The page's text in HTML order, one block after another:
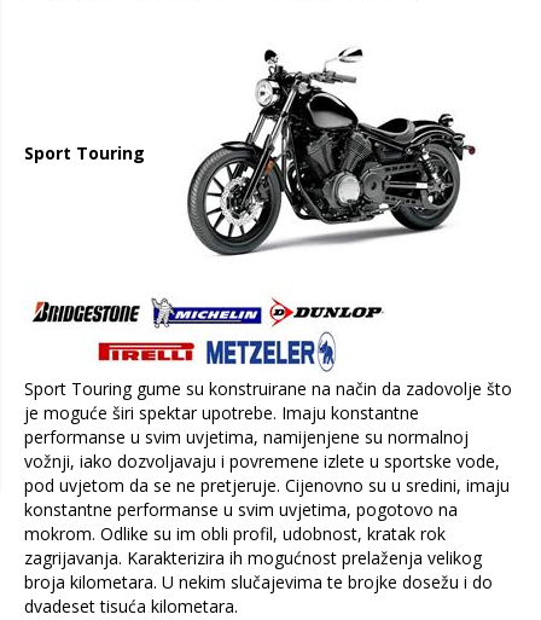
Sport Touring
Sport Touring gume su konstruirane na način da zadovolje što
je moguće širi spektar upotrebe. Imaju konstantne
performanse u svim uvjetima, namijenjene su normalnoj
vožnji, iako dozvoljavaju i povremene izlete u sportske vode,
pod uvjetom da se ne pretjeruje. Cijenovno su u sredini, imaju
konstantne performanse u svim uvjetima, pogotovo na
mokrom. Odlike su im obli profil, udobnost, kratak rok
zagrijavanja. Karakterizira ih mogućnost prelaženja velikog
broja kilometara. U nekim slučajevima te brojke dosežu i do
dvadeset tisuća kilometara.